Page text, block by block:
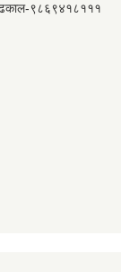
९८६९४१८१११